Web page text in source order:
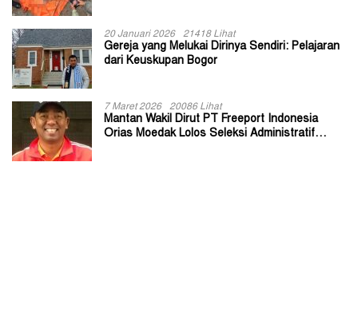
20 Januari 2026 21418 Lihat
Gereja yang Melukai Dirinya Sendiri: Pelajaran
dari Keuskupan Bogor
7 Maret 2026 20086 Lihat
Mantan Wakil Dirut PT Freeport Indonesia
Orias Moedak Lolos Seleksi Administratif